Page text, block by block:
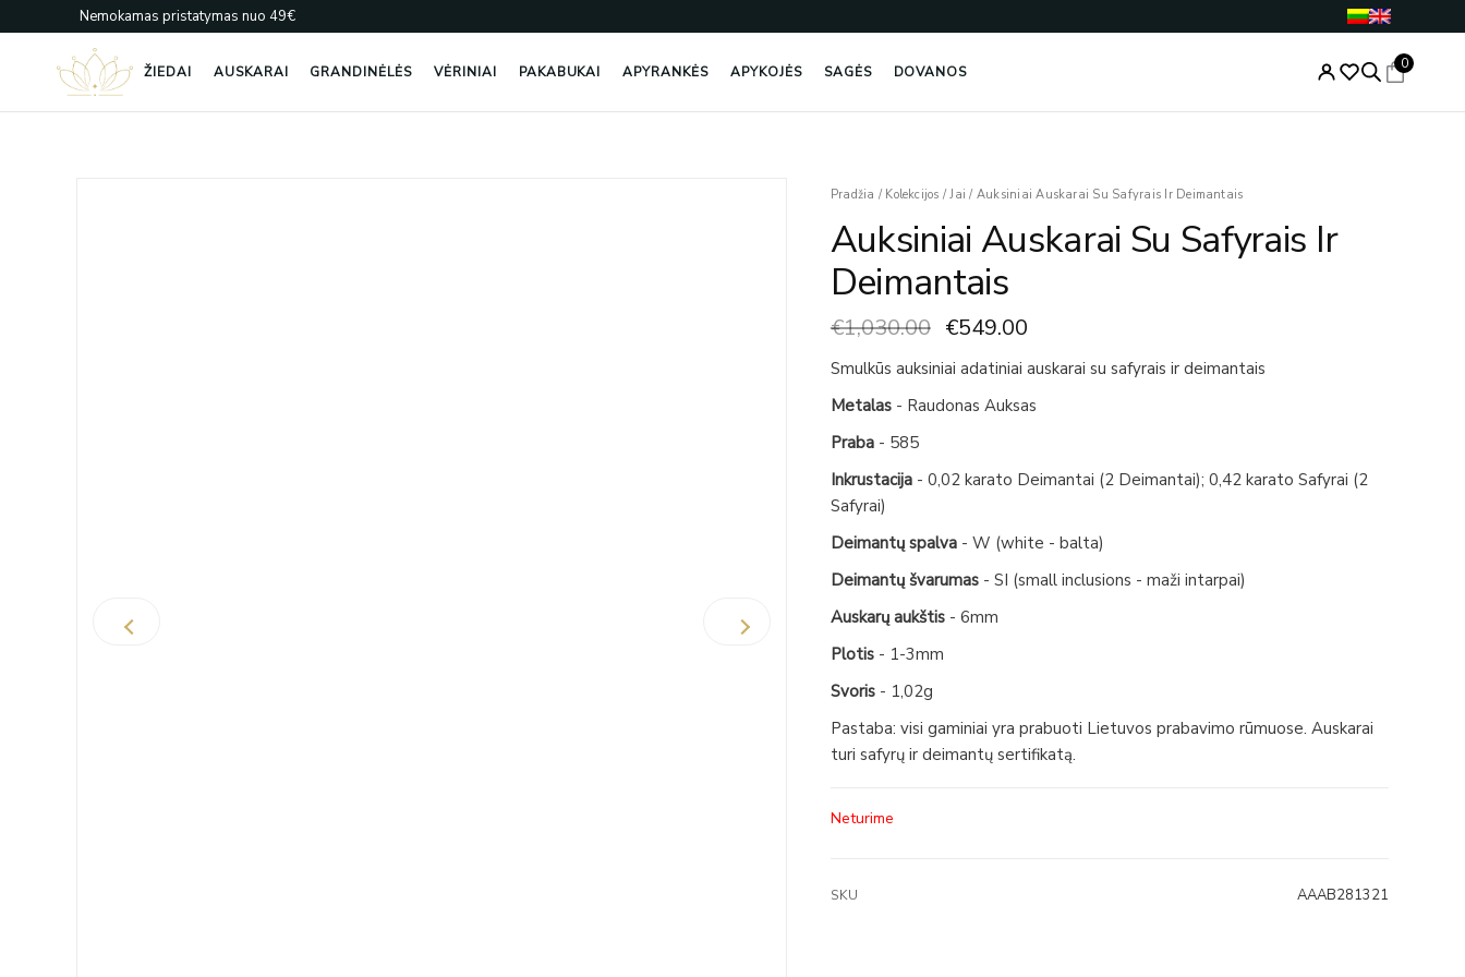
prie
Nemokamas pristatymas nuo 49€
ŽIEDAI AUSKARAI GRANDINĖLĖS VĖRINIAI PAKABUKAI APYRANKĖS APYKOJĖS SAGĖS DOVANOS 0
Pradžia / Kolekcijos / Jai /Auksiniai Auskarai Su Safyrais Ir Deimantais
Auksiniai Auskarai Su Safyrais Ir
Deimantais
€1,030.00
Original
was:
€1,030.00.
€549.00
Current
is:
Smulkūs auksiniai adatiniai auskarai su safyrais ir deimantais
Metalas- Raudonas Auksas
Praba- 585
Inkrustacija- 0,02 karato Deimantai (2 Deimantai); 0,42 karato Safyrai (2
Safyrai)
Deimantų spalva- W (white - balta)
Deimantų švarumas- SI (small inclusions - maži intarpai)
Auskarų aukštis- 6mm
Plotis- 1-3mm
Svoris- 1,02g
Pastaba: visi gaminiai yra prabuoti Lietuvos prabavimo rūmuose. Auskarai
turi safyrų ir deimantų sertifikatą.
Neturime
SKU AAAB281321